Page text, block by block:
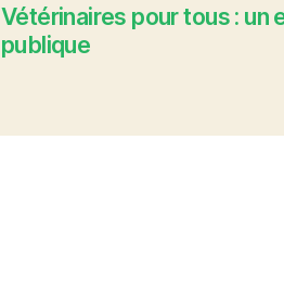
Vétérinaires pour tous : un
publique